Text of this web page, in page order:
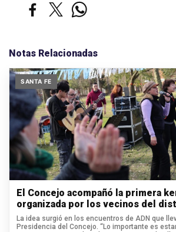
Notas Relacionadas
SANTA FE
El Concejo acompañó la primera
organizada por los vecinos del
La idea surgió en los encuentros de ADN que
Presidencia del Concejo. “Lo importante es